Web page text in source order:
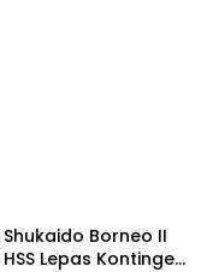
Borneo II
Lepas Kontingen